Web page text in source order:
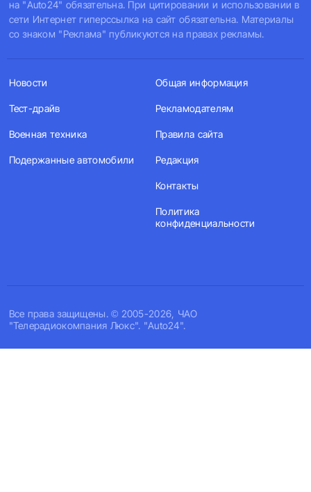
на "Auto24" обязательна. При цитировании и использовании в
сети Интернет гиперссылка на сайт обязательна. Материалы
со знаком "Реклама" публикуются на правах рекламы.
Все права защищены. © 2005-2026, ЧАО
"Телерадиокомпания Люкс". "Auto24".
Новости
Тест-драйв
Военная техника
Подержанные автомобили
Общая информация
Рекламодателям
Правила сайта
Редакция
Контакты
Политика
конфиденциальности